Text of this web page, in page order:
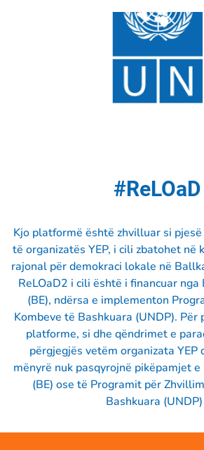
#ReLOaD
Kjo platformë është zhvilluar si
të organizatës YEP, i cili zbatohet në
rajonal për demokraci lokale në
ReLOaD2 i cili është i financuar nga
(BE), ndërsa e implementon
Kombeve të Bashkuara (UNDP). Për
platforme, si dhe qëndrimet e
përgjegjës vetëm organizata YEP
mënyrë nuk pasqyrojnë pikëpamjet
(BE) ose të Programit për
Bashkuara (UNDP)